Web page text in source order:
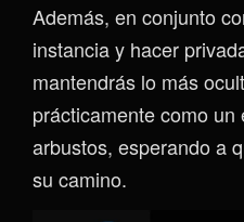
Además, en conjunto
instancia y hacer
mantendrás lo más
prácticamente como
arbustos, esperando a
su camino.